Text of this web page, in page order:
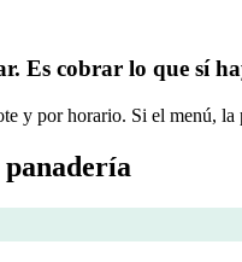
Es cobrar lo que sí
y por horario. Si el menú,
panadería